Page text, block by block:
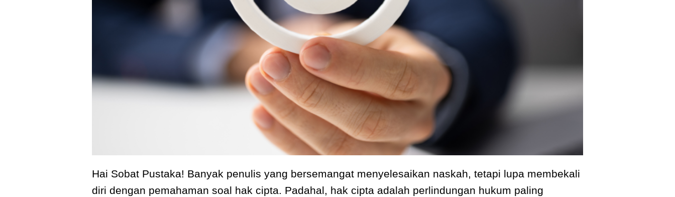
Hai Sobat Pustaka! Banyak penulis yang bersemangat menyelesaikan naskah, tetapi lupa membekali
diri dengan pemahaman soal hak cipta. Padahal, hak cipta adalah perlindungan hukum paling